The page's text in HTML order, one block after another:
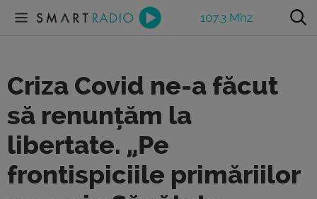
107.3 Mhz
Criza Covid ne-a făcut
să renunțăm la
libertate. „Pe
frontispiciile primăriilor